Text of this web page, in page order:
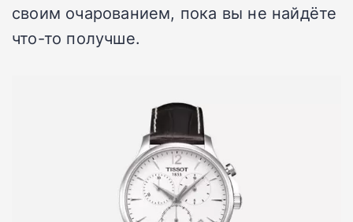
своим очарованием, пока вы не найдёте
что-то получше.